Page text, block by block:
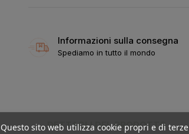
Informazioni sulla consegna
Spediamo in tutto il mondo
DETTAGLI DEL PRODOTTO
Questo sito web utilizza cookie propri e di